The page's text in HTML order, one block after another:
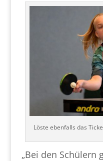
Löste ebenfalls das
„Bei den Schülern